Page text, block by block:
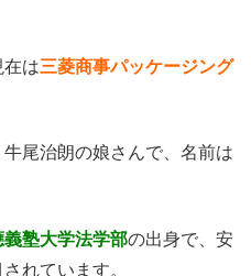
在は三菱商事パッケージング
尾治朗の娘さんで、名前は
義塾大学法学部の出身で、安
れています。